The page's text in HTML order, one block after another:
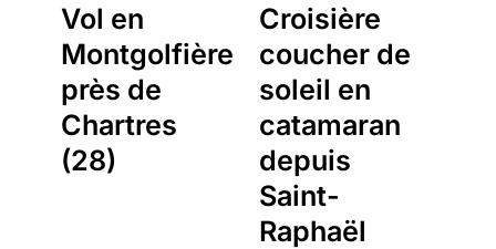
Vol en
Montgolfière
près de
Chartres
(28)
Croisière
coucher de
soleil en
catamaran
depuis
Saint-
Raphaël